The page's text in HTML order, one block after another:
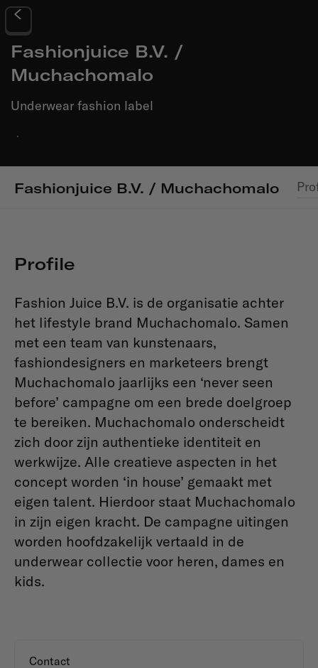
Fashionjuice B.V. /
Muchachomalo
Underwear fashion label
·
Fashionjuice B.V. / Muchachomalo
Profile
Fashion Juice B.V. is de organisatie achter
het lifestyle brand Muchachomalo. Samen
met een team van kunstenaars,
fashiondesigners en marketeers brengt
Muchachomalo jaarlijks een ‘never seen
before’ campagne om een brede doelgroep
te bereiken. Muchachomalo onderscheidt
zich door zijn authentieke identiteit en
werkwijze. Alle creatieve aspecten in het
concept worden ‘in house’ gemaakt met
eigen talent. Hierdoor staat Muchachomalo
in zijn eigen kracht. De campagne uitingen
worden hoofdzakelijk vertaald in de
underwear collectie voor heren, dames en
kids.
Contact